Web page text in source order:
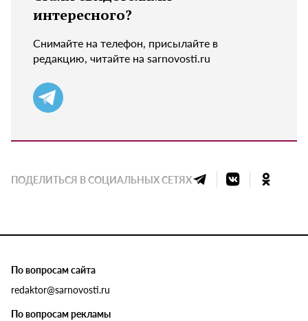
интересного?
Снимайте на телефон, присылайте в
редакцию, читайте на sarnovosti.ru
ПОДЕЛИТЬСЯ В СОЦИАЛЬНЫХ СЕТЯХ
По вопросам сайта
redaktor@sarnovosti.ru
По вопросам рекламы